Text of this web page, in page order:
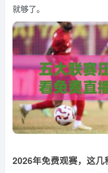
就够了。
2026年免费观赛，这几